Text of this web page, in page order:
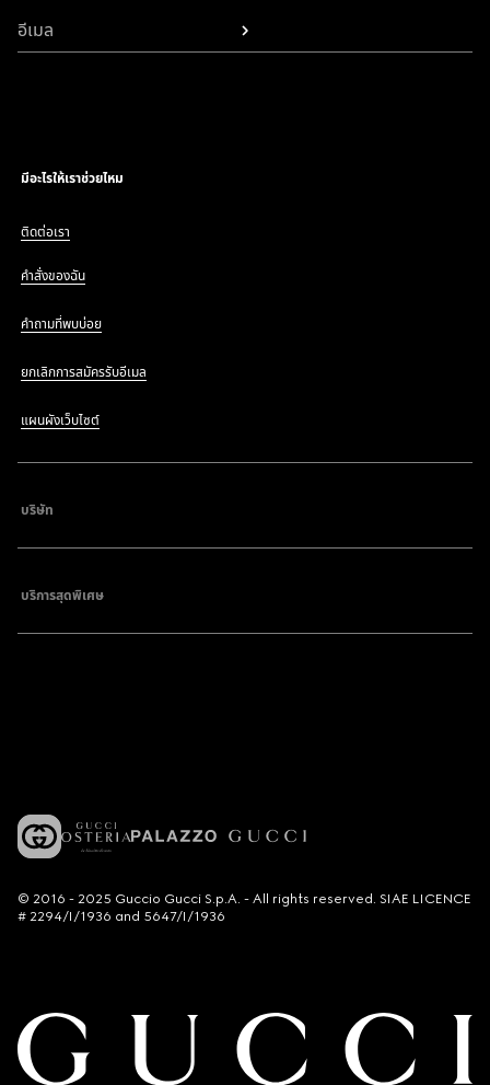
อีเมล
มีอะไรให้เราช่วยไหม
ติดต่อเรา
คำสั่งของฉัน
คำถามที่พบบ่อย
ยกเลิกการสมัครรับอีเมล
แผนผังเว็บไซต์
บริษัท
บริการสุดพิเศษ
© 2016 - 2025 Guccio Gucci S.p.A. - All rights reserved. SIAE LICENCE
# 2294/I/1936 and 5647/I/1936